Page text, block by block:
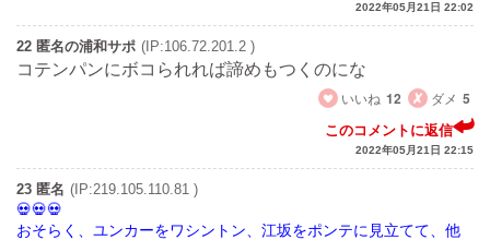
2022年05月21日 22:02
22 匿名の浦和サポ (IP:106.72.201.2 )
コテンパンにボコられれば諦めもつくのにな
いいね 12 ダメ 5
このコメントに返信
2022年05月21日 22:15
23 匿名 (IP:219.105.110.81 )
おそらく、ユンカーをワシントン、江坂をポンテに見立てて、他